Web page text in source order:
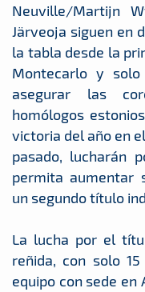
Neuville/Martijn
Järveoja siguen en
la tabla desde la
Montecarlo y
asegurar las
homólogos
victoria del año en
pasado, lucharán
permita aumentar
un segundo título
La lucha por el
reñida, con solo
equipo con sede en